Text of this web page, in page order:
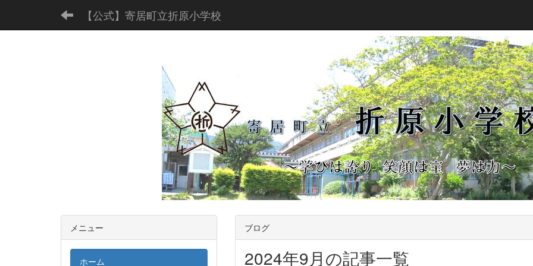
【公式】寄居町立折原小学校
ブログ
2024年9月の記事一覧
メニュー
ホーム